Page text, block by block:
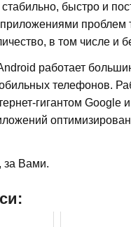
быстро и
проблем
в том числе и
работает
телефонов.
гигантом Google
за Вами.